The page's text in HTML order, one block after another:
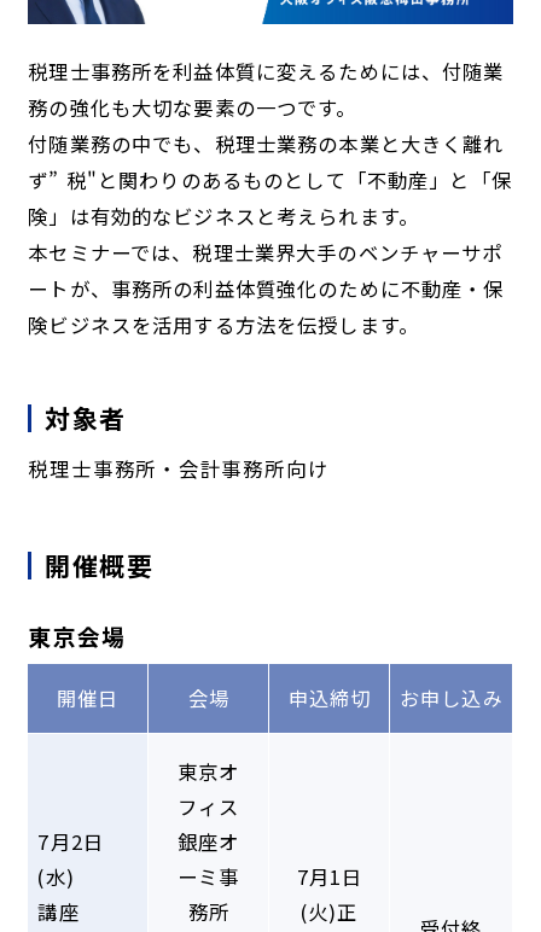
税理士事務所を利益体質に変えるためには、付随業
務の強化も大切な要素の一つです。
付随業務の中でも、税理士業務の本業と大きく離れ
ず” 税"と関わりのあるものとして「不動産」と「保
険」は有効的なビジネスと考えられます。
本セミナーでは、税理士業界大手のベンチャーサポ
ートが、事務所の利益体質強化のために不動産・保
険ビジネスを活用する方法を伝授します。
対象者
税理士事務所・会計事務所向け
開催概要
東京会場
開催日 会場 申込締切 お申し込み
7月2日
(水)
講座
東京オ
フィス
銀座オ
ーミ事
務所
7月1日
(火)正